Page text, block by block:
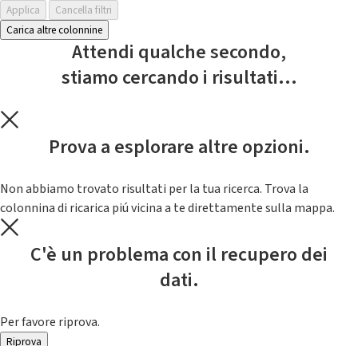
Applica
Cancella filtri
Carica altre colonnine
Attendi qualche secondo,
stiamo cercando i risultati...
Prova a esplorare altre opzioni.
Non abbiamo trovato risultati per la tua ricerca. Trova la
colonnina di ricarica piú vicina a te direttamente sulla mappa.
C'è un problema con il recupero dei
dati.
Per favore riprova.
Riprova